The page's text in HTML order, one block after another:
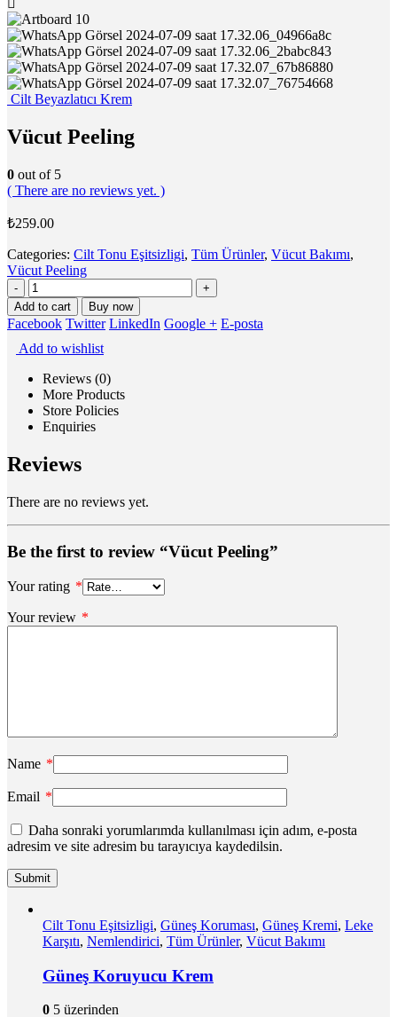
Cilt Beyazlatıcı Krem
Vücut Peeling
0 out of 5
( There are no reviews yet. )
₺259.00
Categories: Cilt Tonu Eşitsizligi, Tüm Ürünler, Vücut Bakımı,
Vücut Peeling
-
+
Add to cart
Buy now
Facebook Twitter LinkedIn Google + E-posta
Add to wishlist
Reviews (0)
More Products
Store Policies
Enquiries
Reviews
There are no reviews yet.
Be the first to review “Vücut Peeling”
Your rating *
Your review *
Name *
Email *
Daha sonraki yorumlarımda kullanılması için adım, e-posta
adresim ve site adresim bu tarayıcıya kaydedilsin.
Cilt Tonu Eşitsizligi, Güneş Koruması, Güneş Kremi, Leke
Karşıtı, Nemlendirici, Tüm Ürünler, Vücut Bakımı
Güneş Koruyucu Krem
0 5 üzerinden